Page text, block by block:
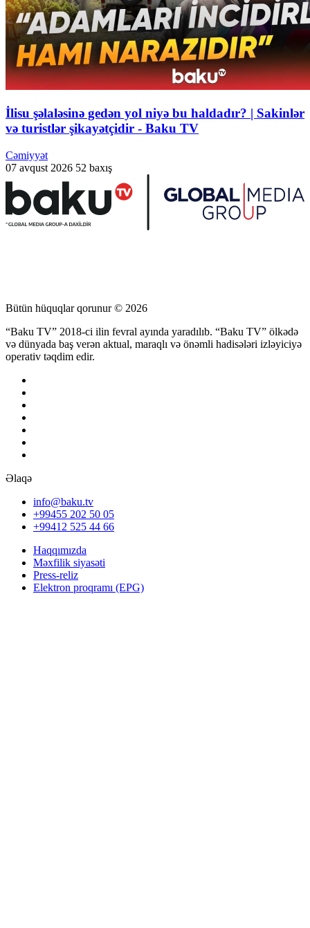
İlisu şəlaləsinə gedən yol niyə bu haldadır? | Sakinlər
və turistlər şikayətçidir - Baku TV
Cəmiyyət
07 avqust 2026 52 baxış
Bütün hüquqlar qorunur © 2026
“Baku TV” 2018-ci ilin fevral ayında yaradılıb. “Baku TV” ölkədə
və dünyada baş verən aktual, maraqlı və önəmli hadisələri izləyiciyə
operativ təqdim edir.
Əlaqə
info@baku.tv
+99455 202 50 05
+99412 525 44 66
Haqqımızda
Məxfilik siyasəti
Press-reliz
Elektron proqramı (EPG)